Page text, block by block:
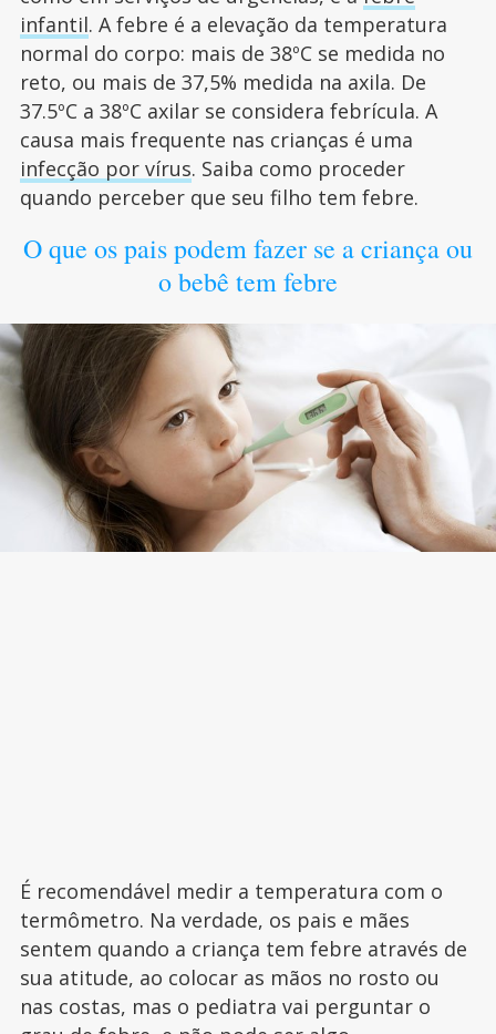
infantil. A febre é a elevação da temperatura
normal do corpo: mais de 38ºC se medida no
reto, ou mais de 37,5% medida na axila. De
37.5ºC a 38ºC axilar se considera febrícula. A
causa mais frequente nas crianças é uma
infecção por vírus. Saiba como proceder
quando perceber que seu filho tem febre.
O que os pais podem fazer se a criança ou
o bebê tem febre
É recomendável medir a temperatura com o
termômetro. Na verdade, os pais e mães
sentem quando a criança tem febre através de
sua atitude, ao colocar as mãos no rosto ou
nas costas, mas o pediatra vai perguntar o